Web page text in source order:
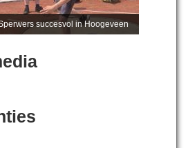
succesvol in Hoogeveen